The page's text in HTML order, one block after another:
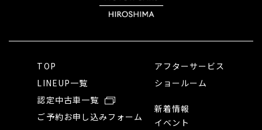
TOP
LINEUP一覧
認定中古車一覧
ご予約お申し込みフォーム
アフターサービス
ショールーム
新着情報
イベント